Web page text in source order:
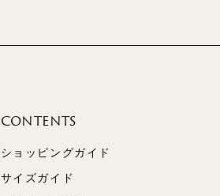
CONTENTS
ショッピングガイド
サイズガイド